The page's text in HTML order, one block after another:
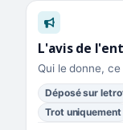
L'avis de
Qui le donne,
Déposé sur
Trot uniquement